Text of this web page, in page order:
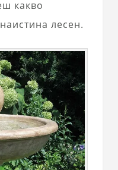
какво
лесен.